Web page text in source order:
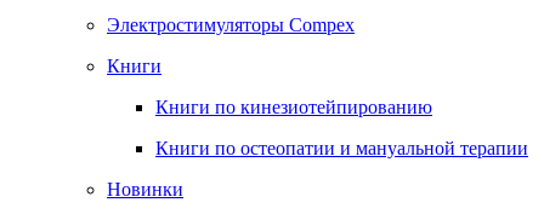
Электростимуляторы Compex
Книги
Книги по кинезиотейпированию
Книги по остеопатии и мануальной терапии
Новинки